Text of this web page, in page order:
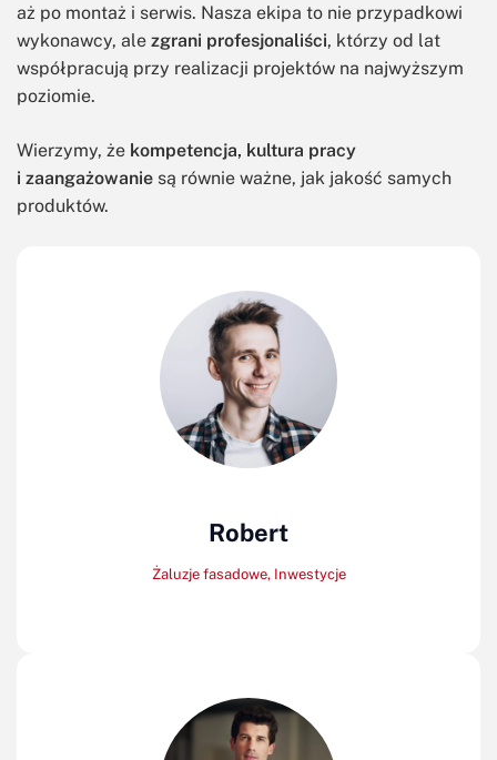
aż po montaż i serwis. Nasza ekipa to nie przypadkowi
wykonawcy, ale zgrani profesjonaliści, którzy od lat
współpracują przy realizacji projektów na najwyższym
poziomie.
Wierzymy, że kompetencja, kultura pracy
i zaangażowanie są równie ważne, jak jakość samych
produktów.
Robert
Żaluzje fasadowe, Inwestycje